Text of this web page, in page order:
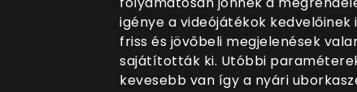
igénye a videójátékok kedvelőinek
friss és jövőbeli megjelenések
sajátították ki. Utóbbi
kevesebb van így a nyári